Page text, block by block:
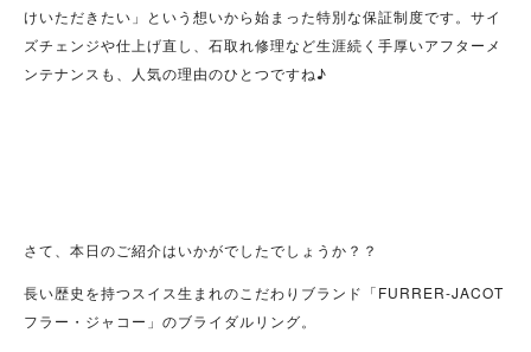
けいただきたい」という想いから始まった特別な保証制度です。サイ
ズチェンジや仕上げ直し、石取れ修理など生涯続く手厚いアフターメ
ンテナンスも、人気の理由のひとつですね♪
さて、本日のご紹介はいかがでしたでしょうか？？
長い歴史を持つスイス生まれのこだわりブランド「FURRER-JACOT
フラー・ジャコー」のブライダルリング。